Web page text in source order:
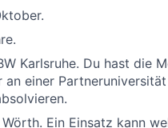
Karlsruhe. Du hast die
an einer
Wörth. Ein Einsatz kann